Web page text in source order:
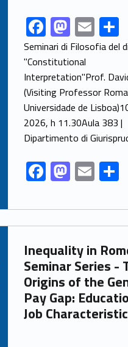
Link identifier share facebook archive #share-link-archive-76148F
ac
e
b
o
o
k
M
as
to
d
o
n
E
m
ai
l
S
e
Seminari di Filosofia del
"Constitutional
Interpretation"Prof.
(Visiting Professor
Universidade de
2026, h 11.30Aula 383 |
Dipartimento di
F
ac
e
b
o
o
k
M
as
to
d
o
n
E
m
ai
l
S
e
Link identifier archive #link-archive-7380
Inequality in
Seminar Series -
Origins of the
Pay Gap:
Job